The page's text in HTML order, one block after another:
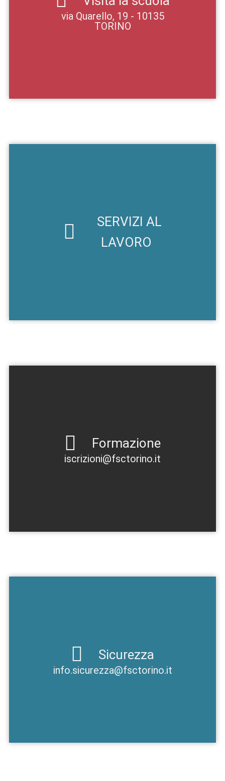
via Quarello, 19 - 10135
TORINO
SERVIZI AL
LAVORO
Formazione
iscrizioni@fsctorino.it
Sicurezza
info.sicurezza@fsctorino.it